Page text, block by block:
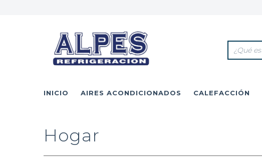
INICIO AIRES ACONDICIONADOS CALEFACCIÓN
Hogar